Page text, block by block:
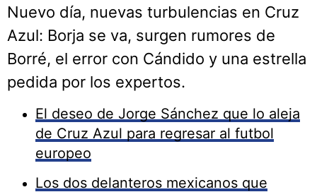
Nuevo día, nuevas turbulencias en Cruz
Azul: Borja se va, surgen rumores de
Borré, el error con Cándido y una estrella
pedida por los expertos.
El deseo de Jorge Sánchez que lo aleja
de Cruz Azul para regresar al futbol
europeo
Los dos delanteros mexicanos que